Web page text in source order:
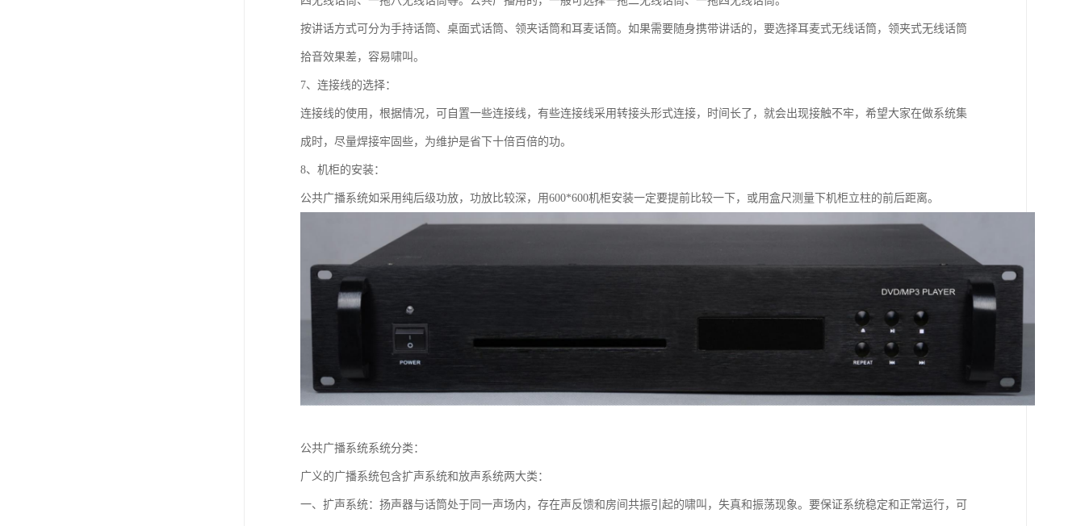
按讲话方式可分为手持话筒、桌面式话筒、领夹话筒和耳麦话筒。如果需要随身携带讲话的，要选择耳麦式无线话筒，领夹式无线话筒
拾音效果差，容易啸叫。
7、连接线的选择：
连接线的使用，根据情况，可自置一些连接线，有些连接线采用转接头形式连接，时间长了，就会出现接触不牢，希望大家在做系统集
成时，尽量焊接牢固些，为维护是省下十倍百倍的功。
8、机柜的安装：
公共广播系统如采用纯后级功放，功放比较深，用600*600机柜安装一定要提前比较一下，或用盒尺测量下机柜立柱的前后距离。
公共广播系统系统分类：
广义的广播系统包含扩声系统和放声系统两大类：
一、扩声系统：扬声器与话筒处于同一声场内，存在声反馈和房间共振引起的啸叫，失真和振荡现象。要保证系统稳定和正常运行，可